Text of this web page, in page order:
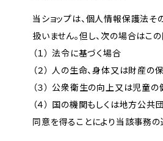
当ショップは、個人情報保護法
扱いません。但し、次の場合はこ
（１） 法令に基づく場合
（２） 人の生命、身体又は財産
（３） 公衆衛生の向上又は児童
（４） 国の機関もしくは地方公
同意を得ることにより当該事務